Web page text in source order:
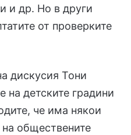
и др. Но в други
от проверките
дискусия Тони
на детските градини
че има някои
обществените